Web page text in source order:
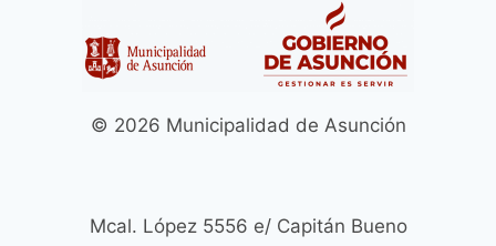
© 2026 Municipalidad de Asunción
Mcal. López 5556 e/ Capitán Bueno